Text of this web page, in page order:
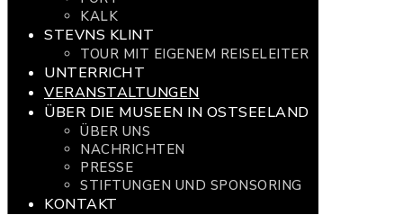
KALK
STEVNS KLINT
TOUR MIT EIGENEM REISELEITER
UNTERRICHT
VERANSTALTUNGEN
ÜBER DIE MUSEEN IN OSTSEELAND
ÜBER UNS
NACHRICHTEN
PRESSE
STIFTUNGEN UND SPONSORING
KONTAKT